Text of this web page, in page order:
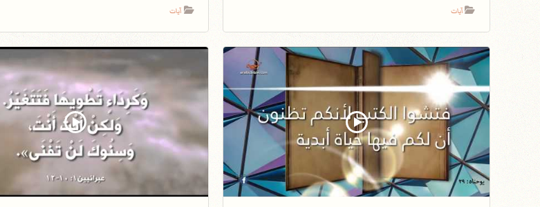
آيات
آيات